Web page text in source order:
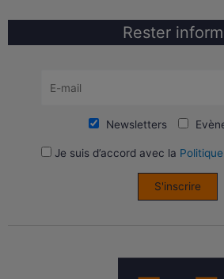
Rester
Newsletters
Je suis d’accord avec la
S'inscrire